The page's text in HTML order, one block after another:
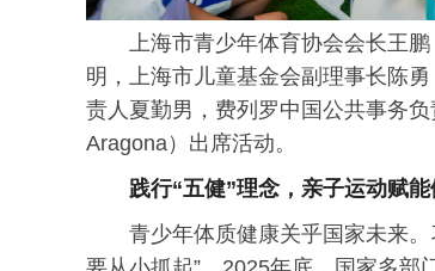
上海市青少年体育协会会长王
明，上海市儿童基金会副理事长陈
责人夏勤男，费列罗中国公共事务
Aragona）出席活动。
践行“五健”理念，亲子运动赋
青少年体质健康关乎国家未来。